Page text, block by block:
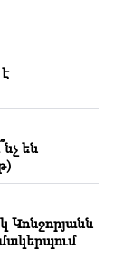
են
Կոնջորյանն